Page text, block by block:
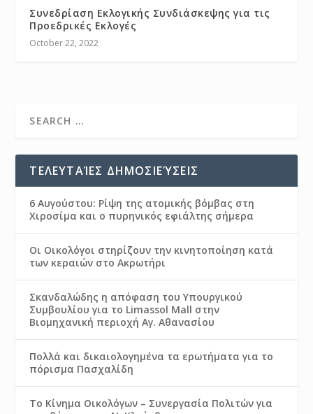
Συνεδρίαση Εκλογικής Συνδιάσκεψης για τις
Προεδρικές Εκλογές
October 22, 2022
ΤΕΛΕΥΤΑΊΕΣ ΔΗΜΟΣΙΕΎΣΕΙΣ
6 Αυγούστου: Ρίψη της ατομικής βόμβας στη
Χιροσίμα και ο πυρηνικός εφιάλτης σήμερα
Οι Οικολόγοι στηρίζουν την κινητοποίηση κατά
των κεραιών στο Ακρωτήρι
Σκανδαλώδης η απόφαση του Υπουργικού
Συμβουλίου για το Limassol Mall στην
Βιομηχανική περιοχή Αγ. Αθανασίου
Πολλά και δικαιολογημένα τα ερωτήματα για το
πόρισμα Πασχαλίδη
Το Κίνημα Οικολόγων – Συνεργασία Πολιτών για